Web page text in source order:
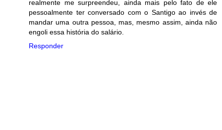
realmente me surpreendeu, ainda mais pelo fato de ele
pessoalmente ter conversado com o Santigo ao invés de
mandar uma outra pessoa, mas, mesmo assim, ainda não
engoli essa história do salário.
Responder